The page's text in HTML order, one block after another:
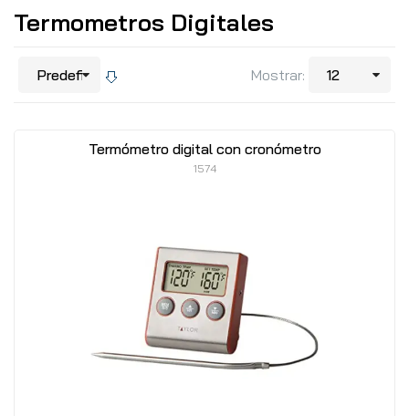
Termometros Digitales
Mostrar:
Termómetro digital con cronómetro
1574